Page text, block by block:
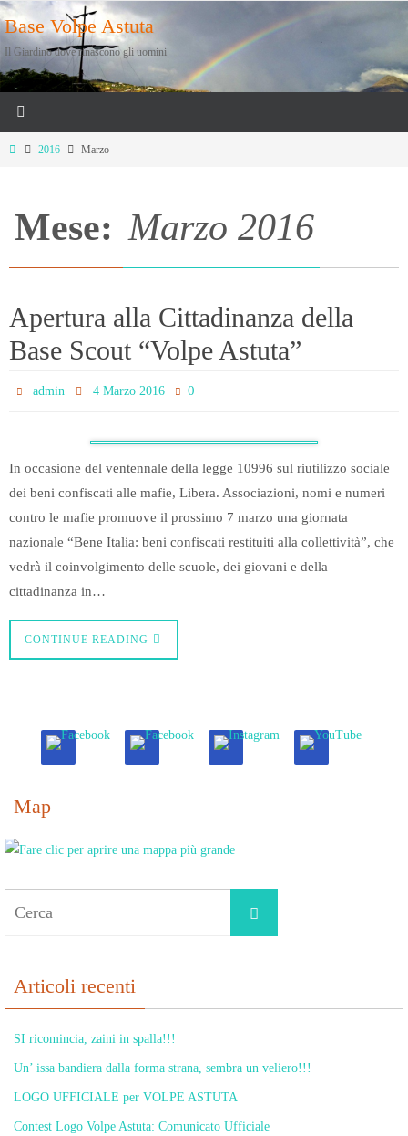
Salta
al
contenuto
Base Volpe Astuta
Il Giardino dove rinascono gli uomini
Home2016 Marzo
Mese: Marzo 2016
Apertura alla Cittadinanza della
Base Scout “Volpe Astuta”
admin 4 Marzo 2016 0
In occasione del ventennale della legge 10996 sul riutilizzo sociale
dei beni confiscati alle mafie, Libera. Associazioni, nomi e numeri
contro le mafie promuove il prossimo 7 marzo una giornata
nazionale “Bene Italia: beni confiscati restituiti alla collettività”, che
vedrà il coinvolgimento delle scuole, dei giovani e della
cittadinanza in…
CONTINUE READING
Map
Cerca
Articoli recenti
SI ricomincia, zaini in spalla!!!
Un’ issa bandiera dalla forma strana, sembra un veliero!!!
LOGO UFFICIALE per VOLPE ASTUTA
Contest Logo Volpe Astuta: Comunicato Ufficiale